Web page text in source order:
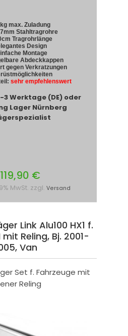
max. Zuladung
Stahltragrohre
Tragrohrlänge
Design
Montage
Abdeckkappen
gegen Verkratzungen
sehr empfehlenswert
3 Werktage (DE) oder
Lager Nürnberg
119,90 €
MwSt. zzgl. Versand
Link Alu100 HX1 f.
Reling, Bj. 2001-
Van
Set f. Fahrzeuge mit
Reling